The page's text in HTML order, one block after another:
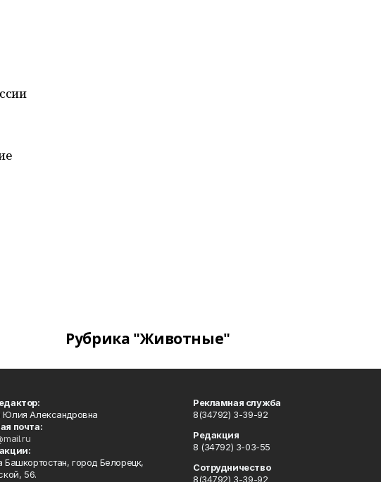
Рубрика "Животные"
Александровна
почта:
Башкортостан, город Белорецк,
56.
Рекламная служба
8(34792) 3-39-92
Редакция
8 (34792) 3-03-55
Сотрудничество
8(34792) 3-39-92